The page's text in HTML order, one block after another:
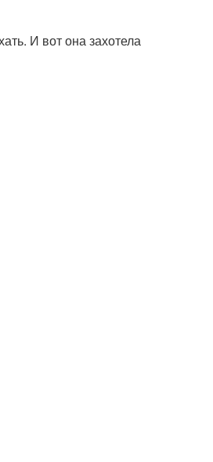
И вот она захотела